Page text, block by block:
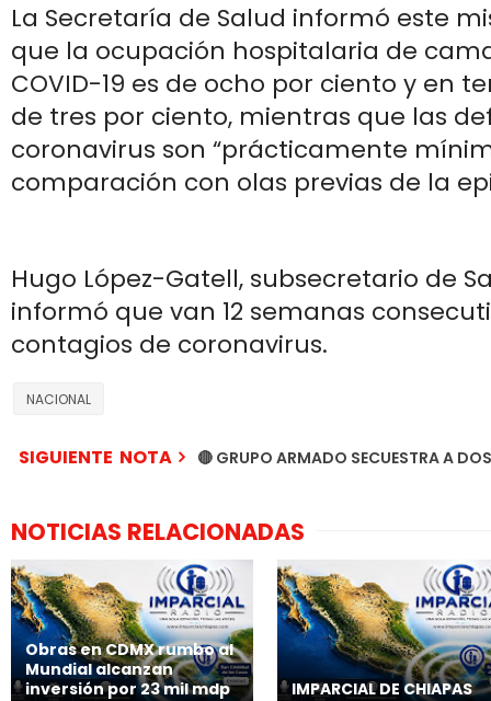
La Secretaría de Salud informó este
que la ocupación hospitalaria de
COVID-19 es de ocho por ciento y en
de tres por ciento, mientras que las
coronavirus son “prácticamente
comparación con olas previas de la
Hugo López-Gatell, subsecretario de
informó que van 12 semanas
contagios de coronavirus.
NACIONAL
SIGUIENTE NOTA 🔴 GRUPO ARMADO SECUESTRA A
NOTICIAS RELACIONADAS
Obras en CDMX rumbo al
Mundial alcanzan
inversión por 23 mil mdp
IMPARCIAL DE CHIAPAS